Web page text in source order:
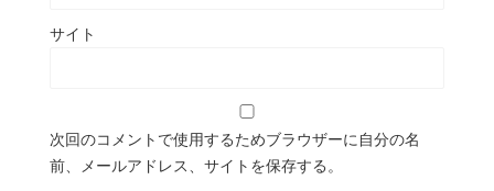
サイト
次回のコメントで使用するためブラウザーに自分の名
前、メールアドレス、サイトを保存する。